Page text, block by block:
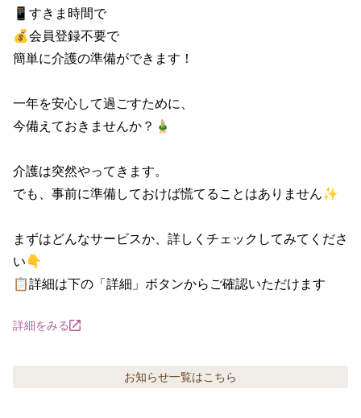
📱すきま時間で
💰会員登録不要で
簡単に介護の準備ができます！
一年を安心して過ごすために、
今備えておきませんか？🎍
介護は突然やってきます。
でも、事前に準備しておけば慌てることはありません✨
まずはどんなサービスか、詳しくチェックしてみてくださ
い👇
📋詳細は下の「詳細」ボタンからご確認いただけます
詳細をみる
お知らせ一覧はこちら